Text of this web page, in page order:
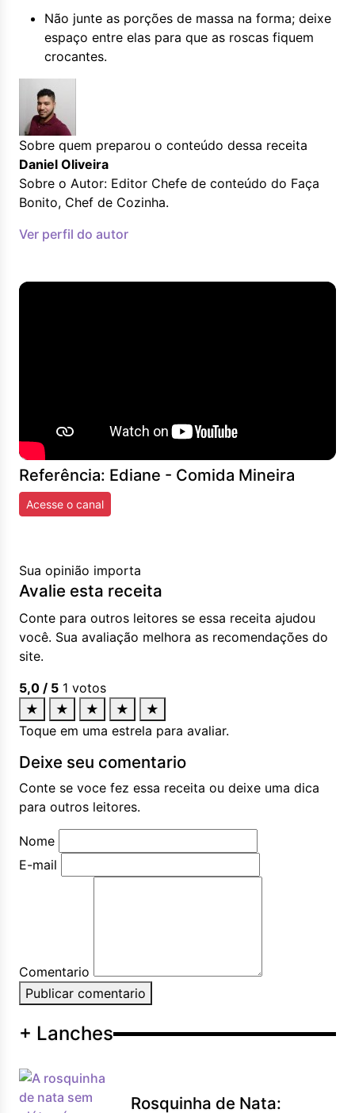
Não junte as porções de massa na forma; deixe
espaço entre elas para que as roscas fiquem
crocantes.
Sobre quem preparou o conteúdo dessa receita
Daniel Oliveira
Sobre o Autor: Editor Chefe de conteúdo do Faça
Bonito, Chef de Cozinha.
Ver perfil do autor
Referência: Ediane - Comida Mineira
Acesse o canal
Sua opinião importa
Avalie esta receita
Conte para outros leitores se essa receita ajudou
você. Sua avaliação melhora as recomendações do
site.
5,0 / 5 1 votos
★
★ ★ ★
★
Toque em uma estrela para avaliar.
Deixe seu comentario
Conte se voce fez essa receita ou deixe uma dica
para outros leitores.
Nome
E-mail
Comentario
Publicar comentario
+ Lanches
Rosquinha de Nata: